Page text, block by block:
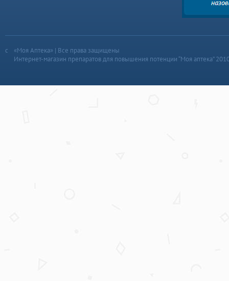
«Моя Аптека» | Все права защищены
Интернет-магазин препаратов для повышения потенции “Моя аптека”